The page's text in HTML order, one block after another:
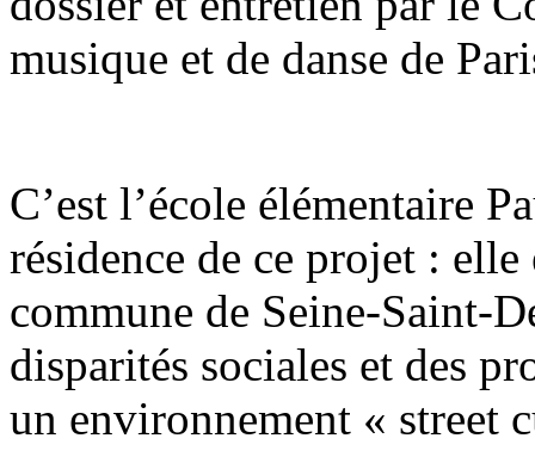
musique et de danse de
C’est l’école élémentaire
résidence de ce projet :
commune de Seine-Saint-
disparités sociales et des
un environnement « street